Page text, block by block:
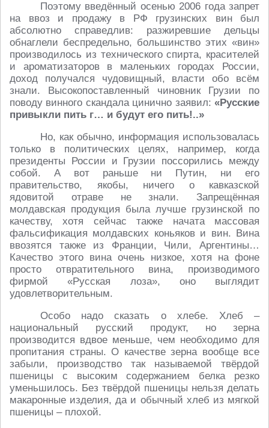
Поэтому введённый осенью 2006 года запрет
на ввоз и продажу в РФ грузинских вин был
абсолютно справедлив: разжиревшие дельцы
обнаглели беспредельно, большинство этих «вин»
производилось из технического спирта, красителей
и ароматизаторов в маленьких городах России,
доход получался чудовищный, власти обо всём
знали. Высокопоставленный чиновник Грузии по
поводу винного скандала цинично заявил: «Русские
привыкли пить г… и будут его пить!..»
Но, как обычно, информация использовалась
только в политических целях, например, когда
президенты России и Грузии поссорились между
собой. А вот раньше ни Путин, ни его
правительство, якобы, ничего о кавказской
ядовитой отраве не знали. Запрещённая
молдавская продукция была лучше грузинской по
качеству, хотя сейчас также начата массовая
фальсификация молдавских коньяков и вин. Вина
ввозятся также из Франции, Чили, Аргентины…
Качество этого вина очень низкое, хотя на фоне
просто отвратительного вина, производимого
фирмой «Русская лоза», оно выглядит
удовлетворительным.
Особо надо сказать о хлебе. Хлеб –
национальный русский продукт, но зерна
производится вдвое меньше, чем необходимо для
пропитания страны. О качестве зерна вообще все
забыли, производство так называемой твёрдой
пшеницы с высоким содержанием белка резко
уменьшилось. Без твёрдой пшеницы нельзя делать
макаронные изделия, да и обычный хлеб из мягкой
пшеницы – плохой.